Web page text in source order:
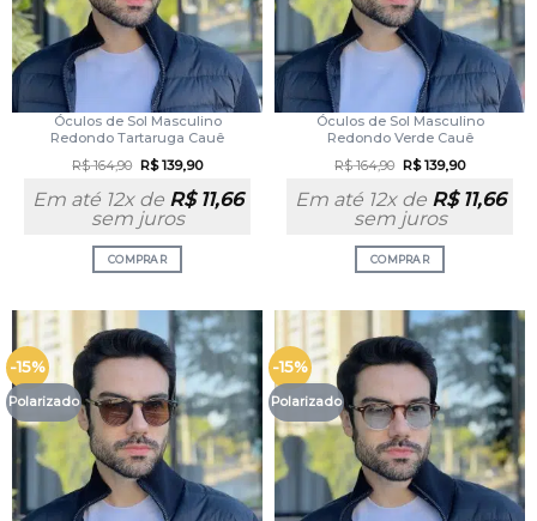
Óculos de Sol Masculino
Redondo Tartaruga Cauê
R$164,90 R$139,90
Em até 12x de R$11,66
sem juros
COMPRAR
Óculos de Sol Masculino
Redondo Verde Cauê
R$164,90 R$139,90
Em até 12x de R$11,66
sem juros
COMPRAR
-15%
Polarizado
-15%
Polarizado